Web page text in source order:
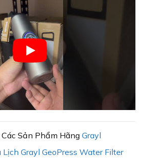
Sản Phẩm Hãng Grayl
Lịch Grayl GeoPress Water Filter